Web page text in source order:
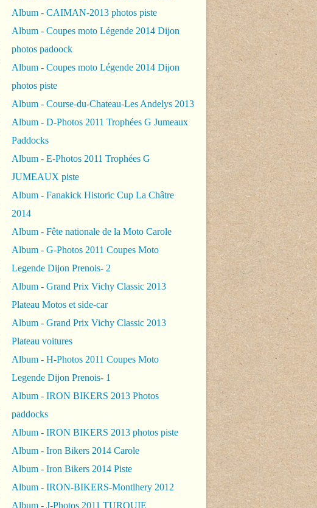
Album - CAIMAN-2013 photos piste
Album - Coupes moto Légende 2014 Dijon
photos padoock
Album - Coupes moto Légende 2014 Dijon
photos piste
Album - Course-du-Chateau-Les Andelys 2013
Album - D-Photos 2011 Trophées G Jumeaux
Paddocks
Album - E-Photos 2011 Trophées G
JUMEAUX piste
Album - Fanakick Historic Cup La Châtre
2014
Album - Fête nationale de la Moto Carole
Album - G-Photos 2011 Coupes Moto
Legende Dijon Prenois- 2
Album - Grand Prix Vichy Classic 2013
Plateau Motos et side-car
Album - Grand Prix Vichy Classic 2013
Plateau voitures
Album - H-Photos 2011 Coupes Moto
Legende Dijon Prenois- 1
Album - IRON BIKERS 2013 Photos
paddocks
Album - IRON BIKERS 2013 photos piste
Album - Iron Bikers 2014 Carole
Album - Iron Bikers 2014 Piste
Album - IRON-BIKERS-Montlhery 2012
Album - J-Photos 2011 TURQUIE